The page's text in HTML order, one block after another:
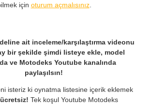
için oturum açmalısınız.
ait inceleme/karşılaştırma videonu
bir şekilde şimdi listeye ekle, model
ve Motodeks Youtube kanalında
paylaşılsın!
isteriz ki oynatma listesine içerik eklemek
ücretsiz! Tek koşul Youtube Motodeks